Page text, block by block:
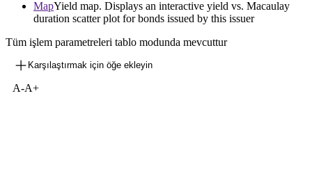
MapYield map. Displays an interactive yield vs. Macaulay
duration scatter plot for bonds issued by this issuer
Tüm işlem parametreleri tablo modunda mevcuttur
Karşılaştırmak için öğe ekleyin